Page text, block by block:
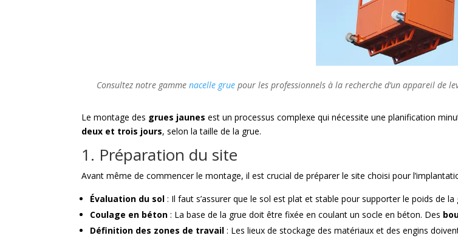
Consultez notre gamme nacelle grue pour les professionnels à la recherche d’un appareil de
Le montage des grues jaunes est un processus complexe qui nécessite une planification
deux et trois jours, selon la taille de la grue.
1. Préparation du site
Avant même de commencer le montage, il est crucial de préparer le site choisi pour
Évaluation du sol : Il faut s’assurer que le sol est plat et stable pour supporter le poids de la
Coulage en béton : La base de la grue doit être fixée en coulant un socle en béton. Des
Définition des zones de travail : Les lieux de stockage des matériaux et des engins